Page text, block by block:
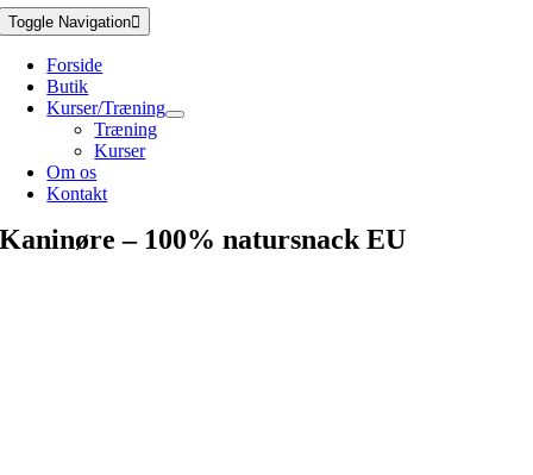
Toggle Navigation
Forside
Butik
Kurser/Træning
Træning
Kurser
Om os
Kontakt
Kaninøre – 100% natursnack EU